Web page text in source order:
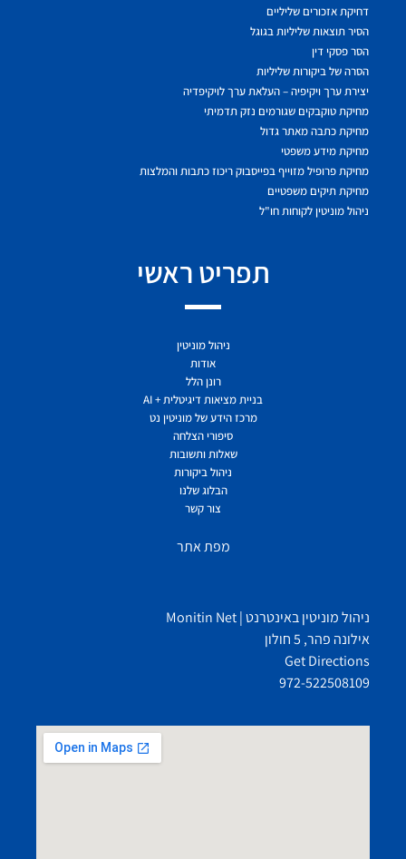
דחיקת אזכורים שליליים
הסיר תוצאות שליליות בגוגל
הסר פסקי דין
הסרה של ביקורות שליליות
יצירת ערך ויקיפיה – העלאת ערך לויקיפדיה
מחיקת טוקבקים שגורמים נזק תדמיתי
מחיקת כתבה מאתר גדול
מחיקת מידע משפטי
מחיקת פרופיל מזוייף בפייסבוק ריכוז כתבות והמלצות
מחיקת תיקים משפטיים
ניהול מוניטין לקוחות חו"ל
תפריט ראשי
ניהול מוניטין
אודות
רונן הלל
בניית מציאות דיגיטלית + AI
מרכז הידע של מוניטין נט
סיפורי הצלחה
שאלות ותשובות
ניהול ביקורות
הבלוג שלנו
צור קשר
מפת אתר
ניהול מוניטין באינטרנט | Monitin Net
אילונה פהר, 5 חולון
Get Directions
972-522508109